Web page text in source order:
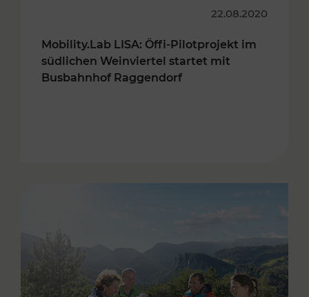
22.08.2020
Mobility.Lab LISA: Öffi-Pilotprojekt im
südlichen Weinviertel startet mit
Busbahnhof Raggendorf